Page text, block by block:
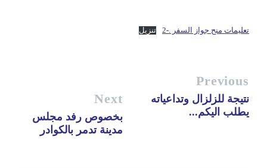
تعليمات منح جواز السفر .-2 تنزيل
Previous
نتيجة للزلزال وتداعياته
يطلب اليكم...
Next
بخصوص رفد مجلس
مدينة تدمر بالكوادر